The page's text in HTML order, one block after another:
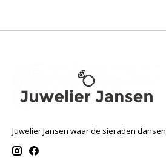
Juwelier Jansen waar de sieraden dansen